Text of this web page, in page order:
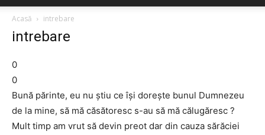
Acasă
intrebare
intrebare
0
0
Bună părinte, eu nu știu ce își dorește bunul Dumnezeu
de la mine, să mă căsătoresc s-au să mă călugăresc ?
Mult timp am vrut să devin preot dar din cauza sărăciei